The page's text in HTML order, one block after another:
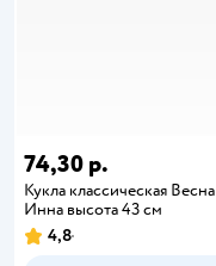
74,30 р.
Кукла классическая Весна
Инна высота 43 см
4,8